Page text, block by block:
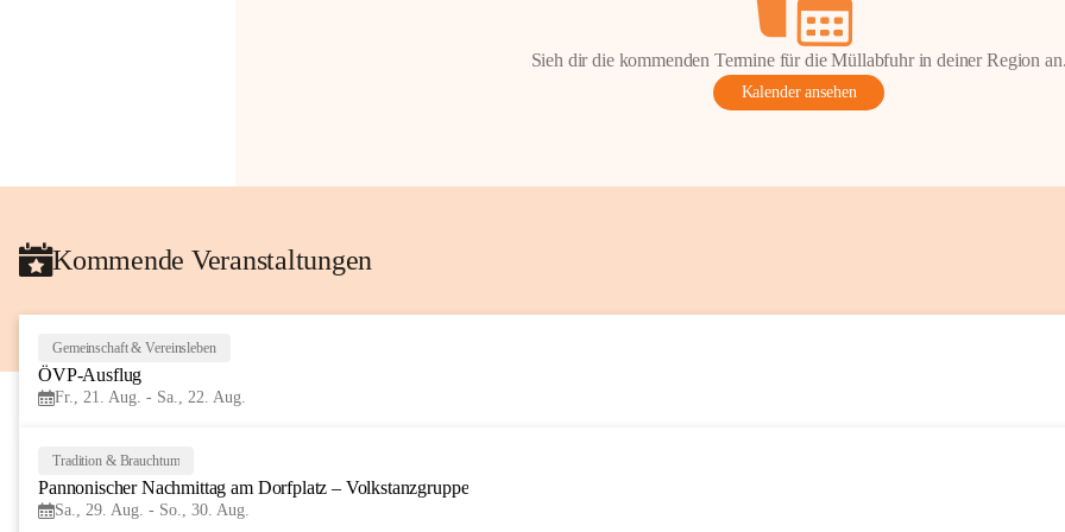
Sieh dir die kommenden Termine für die Müllabfuhr in deiner Region an.
Kalender ansehen
Kommende Veranstaltungen
Gemeinschaft & Vereinsleben
ÖVP-Ausflug
Fr., 21. Aug. - Sa., 22. Aug.
Tradition & Brauchtum
Pannonischer Nachmittag am Dorfplatz – Volkstanzgruppe
Sa., 29. Aug. - So., 30. Aug.